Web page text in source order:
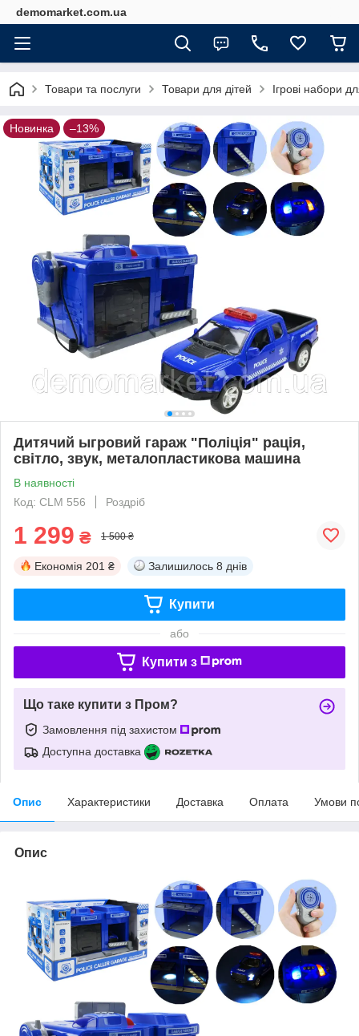
demomarket.com.ua
Товари та послуги Товари для дітей Ігрові набори
Новинка –13%
Дитячий ыгровий гараж "Поліція" рація,
світло, звук, металопластикова машина
В наявності
Код: CLM 556
Роздріб
1 299 ₴ 1 500 ₴
Економія 201 ₴ Залишилось 8 днів
Купити
або
Купити з
Що таке купити з Пром?
Замовлення під захистом
Доступна доставка
Опис Характеристики Доставка Оплата Умови
Опис